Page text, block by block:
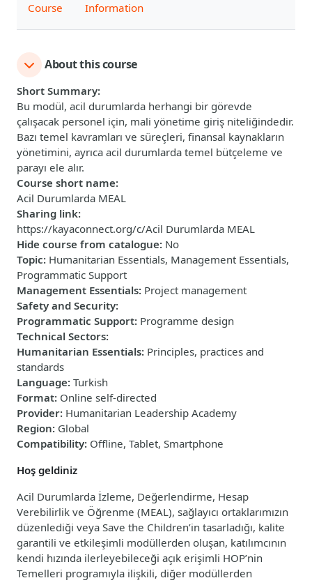
Course Information
About this course
Short Summary:
Bu modül, acil durumlarda herhangi bir görevde
çalışacak personel için, mali yönetime giriş niteliğindedir.
Bazı temel kavramları ve süreçleri, finansal kaynakların
yönetimini, ayrıca acil durumlarda temel bütçeleme ve
parayı ele alır.
Course short name:
Acil Durumlarda MEAL
Sharing link:
https://kayaconnect.org/c/Acil Durumlarda MEAL
Hide course from catalogue: No
Topic: Humanitarian Essentials, Management Essentials,
Programmatic Support
Management Essentials: Project management
Safety and Security:
Programmatic Support: Programme design
Technical Sectors:
Humanitarian Essentials: Principles, practices and
standards
Language: Turkish
Format: Online self-directed
Provider: Humanitarian Leadership Academy
Region: Global
Compatibility: Offline, Tablet, Smartphone
Hoş geldiniz
Acil Durumlarda İzleme, Değerlendirme, Hesap
Verebilirlik ve Öğrenme (MEAL), sağlayıcı ortaklarımızın
düzenlediği veya Save the Children’in tasarladığı, kalite
garantili ve etkileşimli modüllerden oluşan, katılımcının
kendi hızında ilerleyebileceği açık erişimli HOP’nin
Temelleri programıyla ilişkili, diğer modüllerden